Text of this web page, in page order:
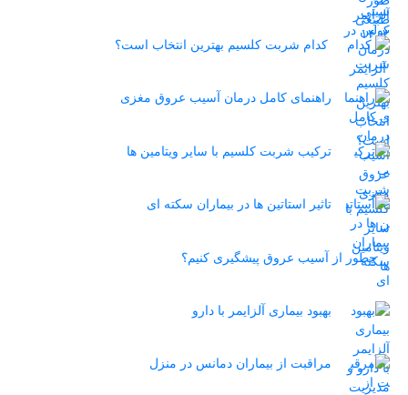
کدام شربت کلسیم بهترین انتخاب است؟
راهنمای کامل درمان آسیب عروق مغزی
ترکیب شربت کلسیم با سایر ویتامین ها
تاثیر استاتین‌ ها در بیماران سکته ای
چطور از آسیب عروق پیشگیری کنیم؟
بهبود بیماری آلزایمر با دارو
مراقبت از بیماران دمانس در منزل